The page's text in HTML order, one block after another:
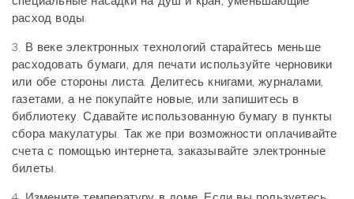
расход воды.
3. В веке электронных технологий старайтесь меньше
расходовать бумаги, для печати используйте черновики
или обе стороны листа. Делитесь книгами, журналами,
газетами, а не покупайте новые, или запишитесь в
библиотеку. Сдавайте использованную бумагу в пункты
сбора макулатуры. Так же при возможности оплачивайте
счета с помощью интернета, заказывайте электронные
билеты.